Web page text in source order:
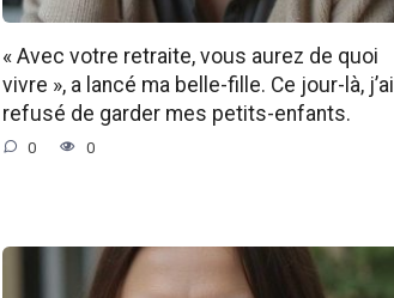
« Avec votre retraite, vous aurez de quoi
vivre », a lancé ma belle-fille. Ce jour-là, j’ai
refusé de garder mes petits-enfants.
0 0